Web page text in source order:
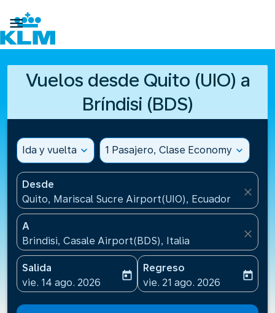

Vuelos desde Quito (UIO) a
Bríndisi (BDS)
Ida y vuelta expand_more 1 Pasajero, Clase Economy expand_more
Desde
Quito, Mariscal Sucre Airport(UIO), Ecuador
close
A
Brindisi, Casale Airport(BDS), Italia
close
Salida
fc-booking-departure-date-aria-label
vie. 14 ago. 2026
today
Regreso
fc-booking-return-date-
vie. 21 ago. 2026
today